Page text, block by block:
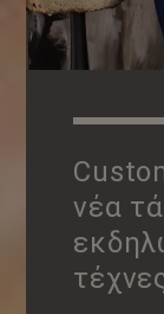
νέα